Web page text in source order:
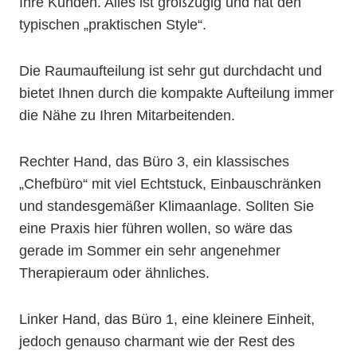
typischen „praktischen Style“.
Die Raumaufteilung ist sehr gut durchdacht und
bietet Ihnen durch die kompakte Aufteilung immer
die Nähe zu Ihren Mitarbeitenden.
Rechter Hand, das Büro 3, ein klassisches
„Chefbüro“ mit viel Echtstuck, Einbauschränken
und standesgemäßer Klimaanlage. Sollten Sie
eine Praxis hier führen wollen, so wäre das
gerade im Sommer ein sehr angenehmer
Therapieraum oder ähnliches.
Linker Hand, das Büro 1, eine kleinere Einheit,
jedoch genauso charmant wie der Rest des